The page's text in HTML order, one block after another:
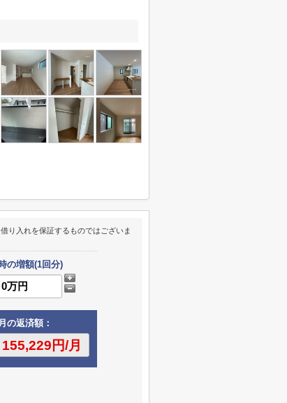
り入れを保証するものではございま
の増額(1回分)
の返済額：